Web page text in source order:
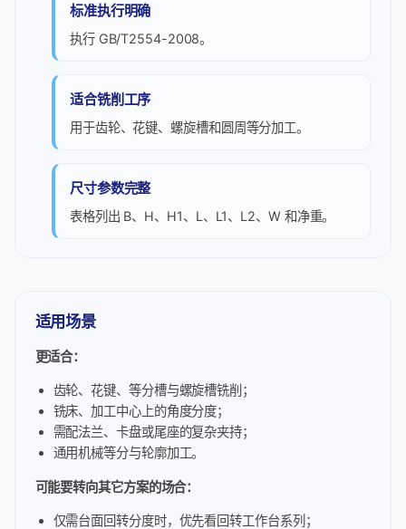
标准执行明确
执行 GB/T2554-2008。
适合铣削工序
用于齿轮、花键、螺旋槽和圆周等分加工。
尺寸参数完整
表格列出 B、H、H1、L、L1、L2、W 和净重。
适用场景
更适合：
齿轮、花键、等分槽与螺旋槽铣削；
铣床、加工中心上的角度分度；
需配法兰、卡盘或尾座的复杂夹持；
通用机械等分与轮廓加工。
可能要转向其它方案的场合：
仅需台面回转分度时，优先看回转工作台系列；